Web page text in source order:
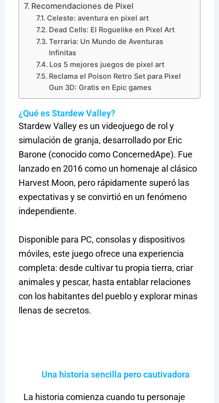
Recomendaciones de Pixel
Celeste: aventura en pixel art
Dead Cells: El Roguelike en Pixel Art
Terraria: Un Mundo de Aventuras
Infinitas
Los 5 mejores juegos de pixel art
Reclama el Poison Retro Set para Pixel
Gun 3D: Gratis en Epic games
¿Qué es Stardew Valley?
Stardew Valley es un videojuego de rol y
simulación de granja, desarrollado por Eric
Barone (conocido como ConcernedApe). Fue
lanzado en 2016 como un homenaje al clásico
Harvest Moon, pero rápidamente superó las
expectativas y se convirtió en un fenómeno
independiente.
Disponible para PC, consolas y dispositivos
móviles, este juego ofrece una experiencia
completa: desde cultivar tu propia tierra, criar
animales y pescar, hasta entablar relaciones
con los habitantes del pueblo y explorar minas
llenas de secretos.
Una historia sencilla pero cautivadora
La historia comienza cuando tu personaje